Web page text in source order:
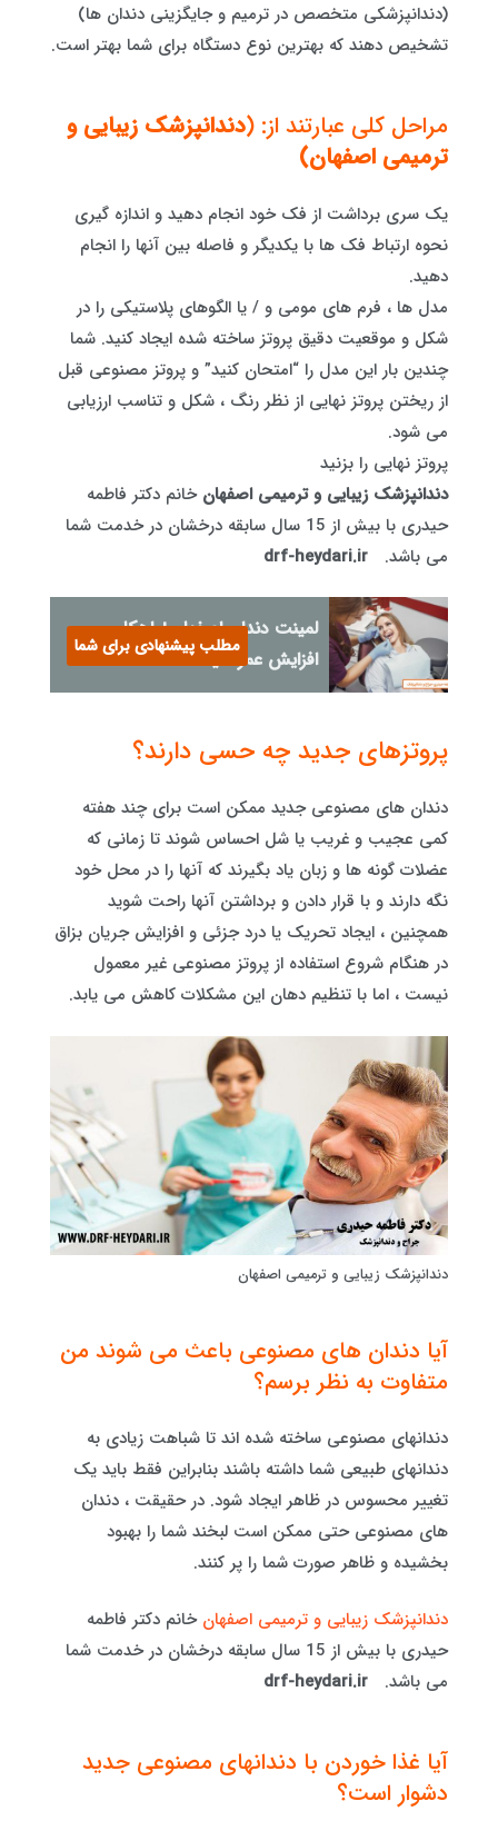
(دندانپزشکی متخصص در ترمیم و جایگزینی دندان ها)
تشخیص دهند که بهترین نوع دستگاه برای شما بهتر است.
مراحل کلی عبارتند از: (دندانپزشک زیبایی و
ترمیمی اصفهان)
یک سری برداشت از فک خود انجام دهید و اندازه گیری
نحوه ارتباط فک ها با یکدیگر و فاصله بین آنها را انجام
دهید.
مدل ها ، فرم های مومی و / یا الگوهای پلاستیکی را در
شکل و موقعیت دقیق پروتز ساخته شده ایجاد کنید. شما
چندین بار این مدل را “امتحان کنید” و پروتز مصنوعی قبل
از ریختن پروتز نهایی از نظر رنگ ، شکل و تناسب ارزیابی
می شود.
پروتز نهایی را بزنید
دندانپزشک زیبایی و ترمیمی اصفهان خانم دکتر فاطمه
حیدری با بیش از 15 سال سابقه درخشان در خدمت شما
می باشد. drf-heydari.ir
لمینت دندان اصفهان+راهکار
افزایش عمر لمینتمطلب پیشنهادی برای شما
پروتزهای جدید چه حسی دارند؟
دندان های مصنوعی جدید ممکن است برای چند هفته
کمی عجیب و غریب یا شل احساس شوند تا زمانی که
عضلات گونه ها و زبان یاد بگیرند که آنها را در محل خود
نگه دارند و با قرار دادن و برداشتن آنها راحت شوید
همچنین ، ایجاد تحریک یا درد جزئی و افزایش جریان بزاق
در هنگام شروع استفاده از پروتز مصنوعی غیر معمول
نیست ، اما با تنظیم دهان این مشکلات کاهش می یابد.
دندانپزشک زیبایی و ترمیمی اصفهان
آیا دندان های مصنوعی باعث می شوند من
متفاوت به نظر برسم؟
دندانهای مصنوعی ساخته شده اند تا شباهت زیادی به
دندانهای طبیعی شما داشته باشند بنابراین فقط باید یک
تغییر محسوس در ظاهر ایجاد شود. در حقیقت ، دندان
های مصنوعی حتی ممکن است لبخند شما را بهبود
بخشیده و ظاهر صورت شما را پر کنند.
دندانپزشک زیبایی و ترمیمی اصفهان خانم دکتر فاطمه
حیدری با بیش از 15 سال سابقه درخشان در خدمت شما
می باشد. drf-heydari.ir
آیا غذا خوردن با دندانهای مصنوعی جدید
دشوار است؟